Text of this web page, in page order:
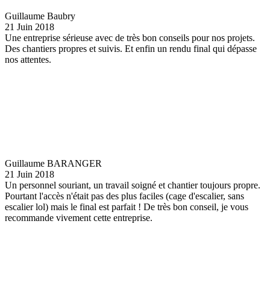
Guillaume Baubry
21 Juin 2018
Une entreprise sérieuse avec de très bon conseils pour nos projets.
Des chantiers propres et suivis. Et enfin un rendu final qui dépasse
nos attentes.
Guillaume BARANGER
21 Juin 2018
Un personnel souriant, un travail soigné et chantier toujours propre.
Pourtant l'accès n'était pas des plus faciles (cage d'escalier, sans
escalier lol) mais le final est parfait ! De très bon conseil, je vous
recommande vivement cette entreprise.